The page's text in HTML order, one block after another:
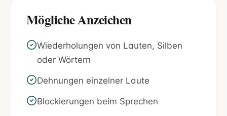
Mögliche Anzeichen
Wiederholungen von Lauten, Silben
oder Wörtern
Dehnungen einzelner Laute
Blockierungen beim Sprechen